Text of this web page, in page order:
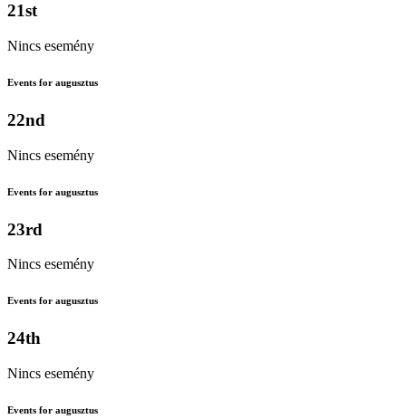
21st
Nincs esemény
Events for augusztus
22nd
Nincs esemény
Events for augusztus
23rd
Nincs esemény
Events for augusztus
24th
Nincs esemény
Events for augusztus